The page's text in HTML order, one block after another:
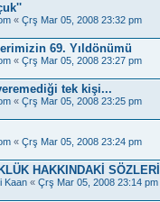
« Çrş Mar 05, 2008 23:32 pm
69. Yıldönümü
« Çrş Mar 05, 2008 23:27 pm
tek kişi...
« Çrş Mar 05, 2008 23:25 pm
« Çrş Mar 05, 2008 23:24 pm
HAKKINDAKİ SÖZLERİ
Kaan « Çrş Mar 05, 2008 23:14 pm